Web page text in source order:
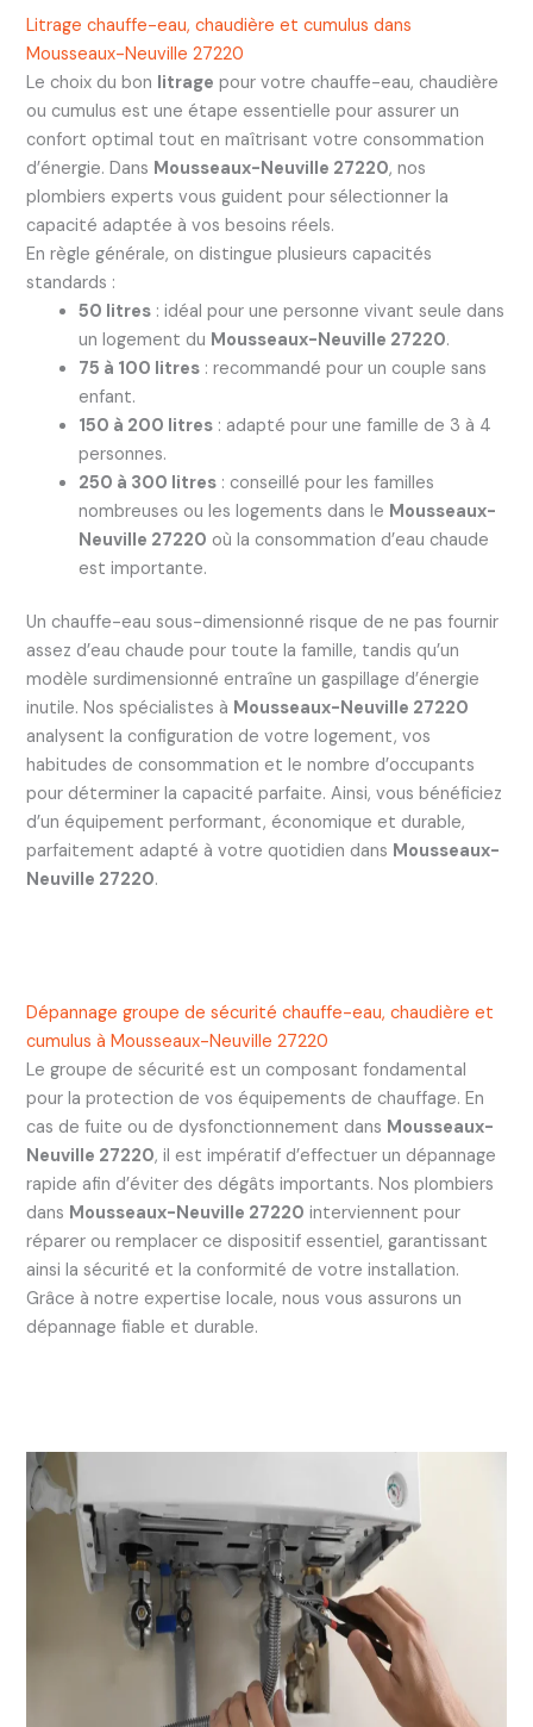
Litrage chauffe-eau, chaudière et cumulus dans
Mousseaux-Neuville 27220
Le choix du bon litrage pour votre chauffe-eau, chaudière
ou cumulus est une étape essentielle pour assurer un
confort optimal tout en maîtrisant votre consommation
d’énergie. Dans Mousseaux-Neuville 27220, nos
plombiers experts vous guident pour sélectionner la
capacité adaptée à vos besoins réels.
En règle générale, on distingue plusieurs capacités
standards :
50 litres: idéal pour une personne vivant seule dans
un logement du Mousseaux-Neuville 27220.
75 à 100 litres: recommandé pour un couple sans
enfant.
150 à 200 litres: adapté pour une famille de 3 à 4
personnes.
250 à 300 litres: conseillé pour les familles
nombreuses ou les logements dans le Mousseaux-
Neuville 27220 où la consommation d’eau chaude
est importante.
Un chauffe-eau sous-dimensionné risque de ne pas fournir
assez d’eau chaude pour toute la famille, tandis qu’un
modèle surdimensionné entraîne un gaspillage d’énergie
inutile. Nos spécialistes à Mousseaux-Neuville 27220
analysent la configuration de votre logement, vos
habitudes de consommation et le nombre d’occupants
pour déterminer la capacité parfaite. Ainsi, vous bénéficiez
d’un équipement performant, économique et durable,
parfaitement adapté à votre quotidien dans Mousseaux-
Neuville 27220.
Dépannage groupe de sécurité chauffe-eau, chaudière et
cumulus à Mousseaux-Neuville 27220
Le groupe de sécurité est un composant fondamental
pour la protection de vos équipements de chauffage. En
cas de fuite ou de dysfonctionnement dans Mousseaux-
Neuville 27220, il est impératif d’effectuer un dépannage
rapide afin d’éviter des dégâts importants. Nos plombiers
dans Mousseaux-Neuville 27220 interviennent pour
réparer ou remplacer ce dispositif essentiel, garantissant
ainsi la sécurité et la conformité de votre installation.
Grâce à notre expertise locale, nous vous assurons un
dépannage fiable et durable.